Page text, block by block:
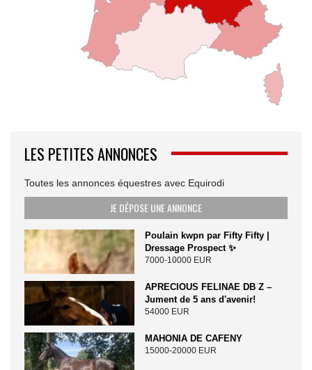
LES PETITES ANNONCES
Toutes les annonces équestres avec Equirodi
JE DÉPOSE UNE ANNONCE
Poulain kwpn par Fifty Fifty |
Dressage Prospect ✨️
7000-10000 EUR
APRECIOUS FELINAE DB Z –
Jument de 5 ans d'avenir!
54000 EUR
MAHONIA DE CAFENY
15000-20000 EUR